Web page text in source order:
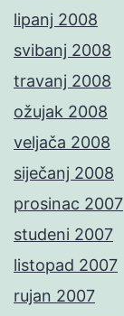
lipanj 2008
svibanj 2008
travanj 2008
ožujak 2008
veljača 2008
siječanj 2008
prosinac 2007
studeni 2007
listopad 2007
rujan 2007